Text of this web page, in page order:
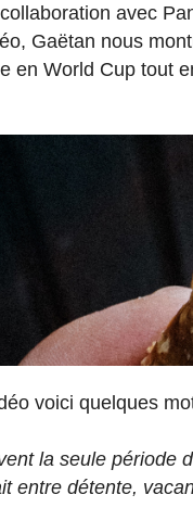
avec
Gaëtan nous
en World Cup tout
voici quelques
la seule période
entre détente,